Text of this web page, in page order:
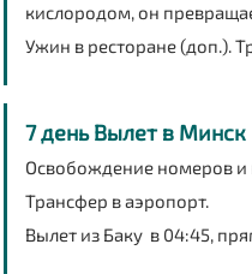
кислородом, он
Ужин в ресторане (доп.).
7 день Вылет в Минск
Освобождение номеров и
Трансфер в аэропорт.
Вылет из Баку в 04:45,